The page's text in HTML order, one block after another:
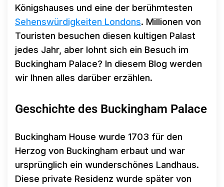
Königshauses und eine der berühmtesten
Sehenswürdigkeiten Londons. Millionen von
Touristen besuchen diesen kultigen Palast
jedes Jahr, aber lohnt sich ein Besuch im
Buckingham Palace? In diesem Blog werden
wir Ihnen alles darüber erzählen.
Geschichte des Buckingham Palace
Buckingham House wurde 1703 für den
Herzog von Buckingham erbaut und war
ursprünglich ein wunderschönes Landhaus.
Diese private Residenz wurde später von